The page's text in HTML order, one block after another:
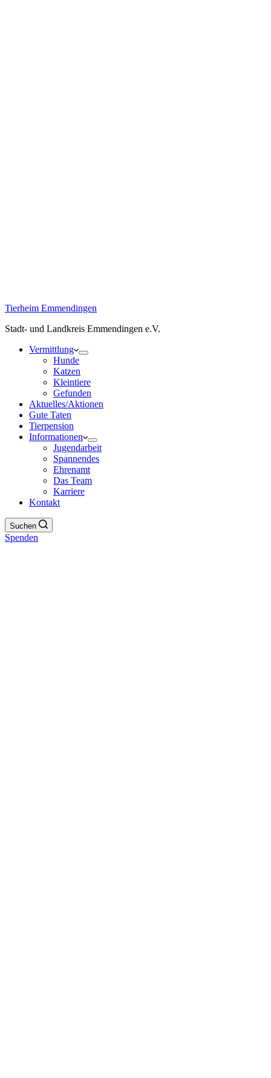
Tierheim Emmendingen
Stadt- und Landkreis Emmendingen e.V.
Vermittlung
Hunde
Katzen
Kleintiere
Gefunden
Aktuelles/Aktionen
Gute Taten
Tierpension
Informationen
Jugendarbeit
Spannendes
Ehrenamt
Das Team
Karriere
Kontakt
Suchen
Spenden